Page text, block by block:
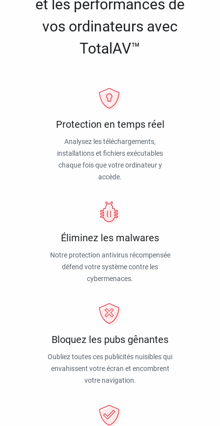
et les performances de
vos ordinateurs avec
TotalAV™
Protection en temps réel
Analysez les téléchargements,
installations et fichiers exécutables
chaque fois que votre ordinateur y
accède.
Éliminez les malwares
Notre protection antivirus récompensée
défend votre système contre les
cybermenaces.
Bloquez les pubs gênantes
Oubliez toutes ces publicités nuisibles qui
envahissent votre écran et encombrent
votre navigation.